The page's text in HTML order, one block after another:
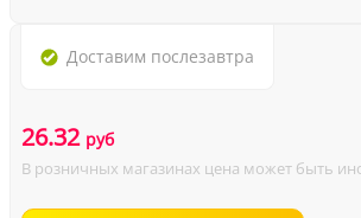
Доставим послезавтра
26.32 руб
В розничных магазинах цена может быть